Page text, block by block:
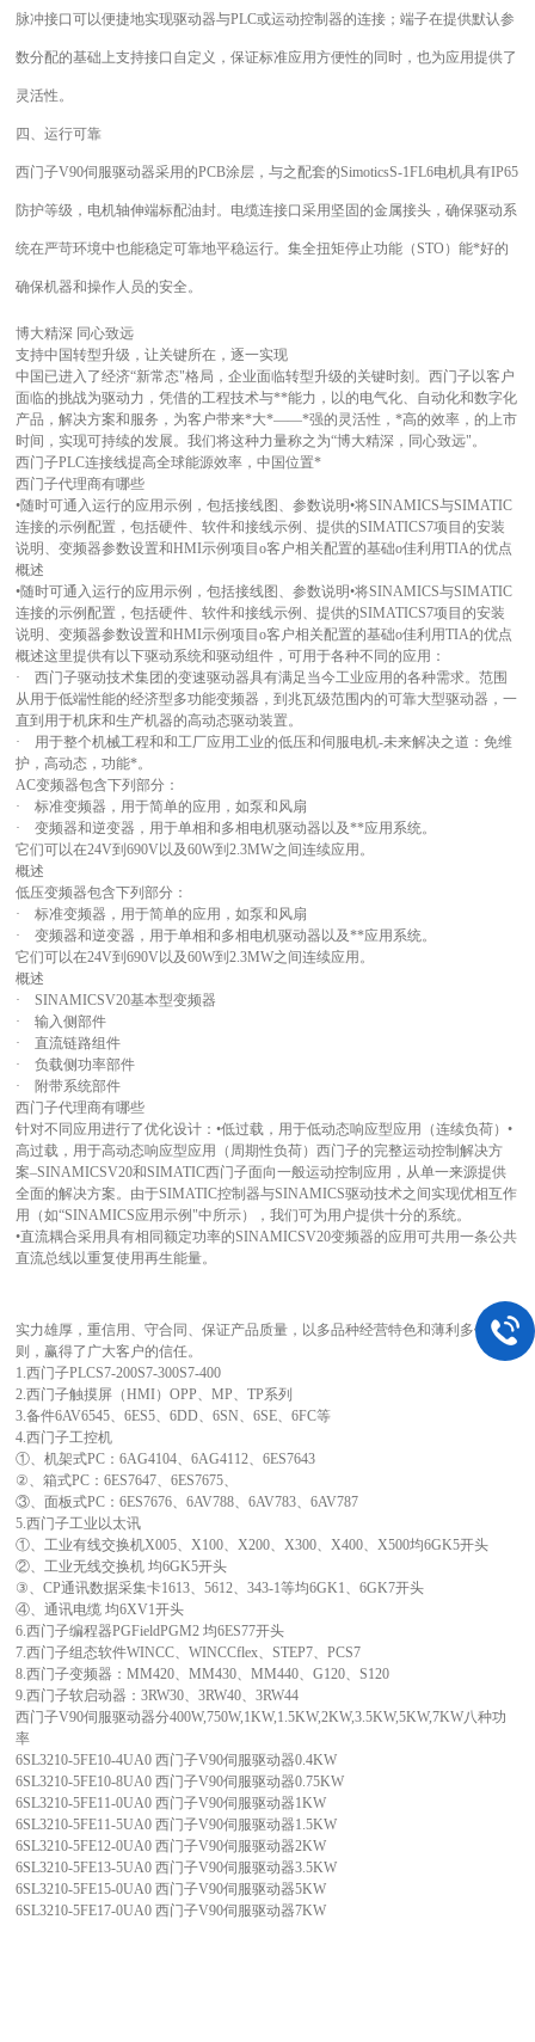
脉冲接口可以便捷地实现驱动器与PLC或运动控制器的连接；端子在提供默认参
数分配的基础上支持接口自定义，保证标准应用方便性的同时，也为应用提供了
灵活性。
四、运行可靠
西门子V90伺服驱动器采用的PCB涂层，与之配套的SimoticsS-1FL6电机具有IP65
防护等级，电机轴伸端标配油封。电缆连接口采用坚固的金属接头，确保驱动系
统在严苛环境中也能稳定可靠地平稳运行。集全扭矩停止功能（STO）能*好的
确保机器和操作人员的安全。
博大精深 同心致远
支持中国转型升级，让关键所在，逐一实现
中国已进入了经济“新常态"格局，企业面临转型升级的关键时刻。西门子以客户
面临的挑战为驱动力，凭借的工程技术与**能力，以的电气化、自动化和数字化
产品，解决方案和服务，为客户带来*大*——*强的灵活性，*高的效率，的上市
时间，实现可持续的发展。我们将这种力量称之为“博大精深，同心致远"。
西门子PLC连接线提高全球能源效率，中国位置*
西门子代理商有哪些
•随时可通入运行的应用示例，包括接线图、参数说明•将SINAMICS与SIMATIC
连接的示例配置，包括硬件、软件和接线示例、提供的SIMATICS7项目的安装
说明、变频器参数设置和HMI示例项目o客户相关配置的基础o佳利用TIA的优点
概述
•随时可通入运行的应用示例，包括接线图、参数说明•将SINAMICS与SIMATIC
连接的示例配置，包括硬件、软件和接线示例、提供的SIMATICS7项目的安装
说明、变频器参数设置和HMI示例项目o客户相关配置的基础o佳利用TIA的优点
概述这里提供有以下驱动系统和驱动组件，可用于各种不同的应用：
· 西门子驱动技术集团的变速驱动器具有满足当今工业应用的各种需求。范围
从用于低端性能的经济型多功能变频器，到兆瓦级范围内的可靠大型驱动器，一
直到用于机床和生产机器的高动态驱动装置。
· 用于整个机械工程和和工厂应用工业的低压和伺服电机-未来解决之道：免维
护，高动态，功能*。
AC变频器包含下列部分：
· 标准变频器，用于简单的应用，如泵和风扇
· 变频器和逆变器，用于单相和多相电机驱动器以及**应用系统。
它们可以在24V到690V以及60W到2.3MW之间连续应用。
概述
低压变频器包含下列部分：
· 标准变频器，用于简单的应用，如泵和风扇
· 变频器和逆变器，用于单相和多相电机驱动器以及**应用系统。
它们可以在24V到690V以及60W到2.3MW之间连续应用。
概述
· SINAMICSV20基本型变频器
· 输入侧部件
· 直流链路组件
· 负载侧功率部件
· 附带系统部件
西门子代理商有哪些
针对不同应用进行了优化设计：•低过载，用于低动态响应型应用（连续负荷）•
高过载，用于高动态响应型应用（周期性负荷）西门子的完整运动控制解决方
案–SINAMICSV20和SIMATIC西门子面向一般运动控制应用，从单一来源提供
全面的解决方案。由于SIMATIC控制器与SINAMICS驱动技术之间实现优相互作
用（如“SINAMICS应用示例"中所示），我们可为用户提供十分的系统。
•直流耦合采用具有相同额定功率的SINAMICSV20变频器的应用可共用一条公共
直流总线以重复使用再生能量。
实力雄厚，重信用、守合同、保证产品质量，以多品种经营特色和薄利多销的原
则，赢得了广大客户的信任。
1.西门子PLCS7-200S7-300S7-400
2.西门子触摸屏（HMI）OPP、MP、TP系列
3.备件6AV6545、6ES5、6DD、6SN、6SE、6FC等
4.西门子工控机
①、机架式PC：6AG4104、6AG4112、6ES7643
②、箱式PC：6ES7647、6ES7675、
③、面板式PC：6ES7676、6AV788、6AV783、6AV787
5.西门子工业以太讯
①、工业有线交换机X005、X100、X200、X300、X400、X500均6GK5开头
②、工业无线交换机 均6GK5开头
③、CP通讯数据采集卡1613、5612、343-1等均6GK1、6GK7开头
④、通讯电缆 均6XV1开头
6.西门子编程器PGFieldPGM2 均6ES77开头
7.西门子组态软件WINCC、WINCCflex、STEP7、PCS7
8.西门子变频器：MM420、MM430、MM440、G120、S120
9.西门子软启动器：3RW30、3RW40、3RW44
西门子V90伺服驱动器分400W,750W,1KW,1.5KW,2KW,3.5KW,5KW,7KW八种功
率
6SL3210-5FE10-4UA0 西门子V90伺服驱动器0.4KW
6SL3210-5FE10-8UA0 西门子V90伺服驱动器0.75KW
6SL3210-5FE11-0UA0 西门子V90伺服驱动器1KW
6SL3210-5FE11-5UA0 西门子V90伺服驱动器1.5KW
6SL3210-5FE12-0UA0 西门子V90伺服驱动器2KW
6SL3210-5FE13-5UA0 西门子V90伺服驱动器3.5KW
6SL3210-5FE15-0UA0 西门子V90伺服驱动器5KW
6SL3210-5FE17-0UA0 西门子V90伺服驱动器7KW